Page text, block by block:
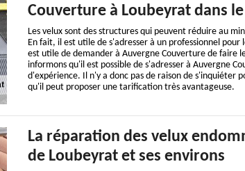
Couverture à Loubeyrat dans
Les velux sont des structures qui peuvent réduire au
En fait, il est utile de s'adresser à un professionnel pour
est utile de demander à Auvergne Couverture de faire
informons qu'il est possible de s'adresser à Auvergne
d'expérience. Il n'y a donc pas de raison de s'inquiéter
qu'il peut proposer une tarification très avantageuse.
La réparation des velux
de Loubeyrat et ses environs